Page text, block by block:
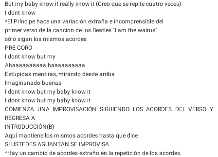
But my baby know it really know it (Creo que se repite cuatro veces)
I dont know
*El Príncipe hace una variación extraña e incomprensible del
primer verso de la canción de los Beatles "I am the walrus"
sólo sigan los mismos acordes
PRE-CORO
I dont know but my
Ahaaaaaaaaaa haaaaaaaaaa
Estúpidas mentiras, mirando desde arriba
Imaginanado buenas
I dont know but my baby know it
I dont know but my baby know it
COMIENZA UNA IMPROVISACIÓN SIGUIENDO LOS ACORDES DEL VERSO Y
REGRESA A
INTRODUCCIÓN(B)
Aquí mantiene los mismos acordes hasta que dice
SI USTEDES AGUANTAN SE IMPROVISA
*Hay un cambio de acordes extraño en la repetición de los acordes.